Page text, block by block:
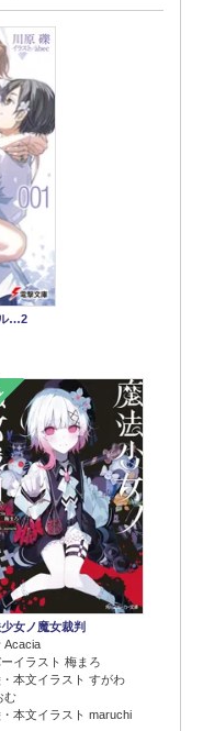
…2
女ノ魔女裁判
Acacia
イラスト 梅まろ
本文イラスト すがわ
む
本文イラスト maruchi